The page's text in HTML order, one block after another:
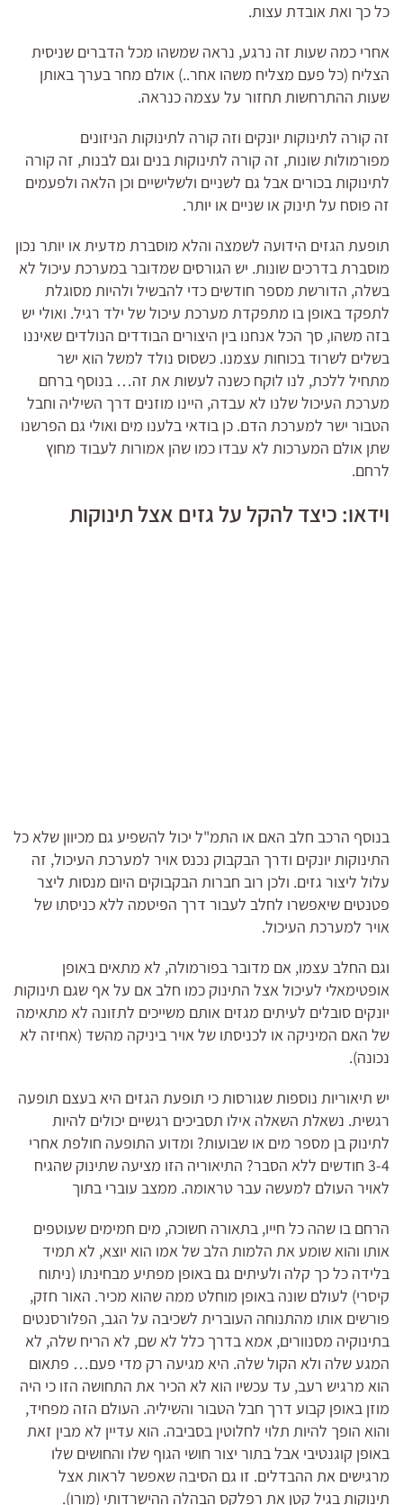
כל כך ואת אובדת עצות.
אחרי כמה שעות זה נרגע, נראה שמשהו מכל הדברים שניסית
הצליח (כל פעם מצליח משהו אחר..) אולם מחר בערך באותן
שעות ההתרחשות תחזור על עצמה כנראה.
זה קורה לתינוקות יונקים וזה קורה לתינוקות הניזונים
מפורמולות שונות, זה קורה לתינוקות בנים וגם לבנות, זה קורה
לתינוקות בכורים אבל גם לשניים ולשלישיים וכן הלאה ולפעמים
זה פוסח על תינוק או שניים או יותר.
תופעת הגזים הידועה לשמצה והלא מוסברת מדעית או יותר נכון
מוסברת בדרכים שונות. יש הגורסים שמדובר במערכת עיכול לא
בשלה, הדורשת מספר חודשים כדי להבשיל ולהיות מסוגלת
לתפקד באופן בו מתפקדת מערכת עיכול של ילד רגיל. ואולי יש
בזה משהו, סך הכל אנחנו בין היצורים הבודדים הנולדים שאיננו
בשלים לשרוד בכוחות עצמנו. כשסוס נולד למשל הוא ישר
מתחיל ללכת, לנו לוקח כשנה לעשות את זה… בנוסף ברחם
מערכת העיכול שלנו לא עבדה, היינו מוזנים דרך השיליה וחבל
הטבור ישר למערכת הדם. כן בודאי בלענו מים ואולי גם הפרשנו
שתן אולם המערכות לא עבדו כמו שהן אמורות לעבוד מחוץ
לרחם.
וידאו: כיצד להקל על גזים אצל תינוקות
בנוסף הרכב חלב האם או התמ"ל יכול להשפיע גם מכיוון שלא כל
התינוקות יונקים ודרך הבקבוק נכנס אויר למערכת העיכול, זה
עלול ליצור גזים. ולכן רוב חברות הבקבוקים היום מנסות ליצר
פטנטים שיאפשרו לחלב לעבור דרך הפיטמה ללא כניסתו של
אויר למערכת העיכול.
וגם החלב עצמו, אם מדובר בפורמולה, לא מתאים באופן
אופטימאלי לעיכול אצל התינוק כמו חלב אם על אף שגם תינוקות
יונקים סובלים לעיתים מגזים אותם משייכים לתזונה לא מתאימה
של האם המיניקה או לכניסתו של אויר ביניקה מהשד (אחיזה לא
נכונה).
יש תיאוריות נוספות שגורסות כי תופעת הגזים היא בעצם תופעה
רגשית. נשאלת השאלה אילו תסביכים רגשיים יכולים להיות
לתינוק בן מספר מים או שבועות? ומדוע התופעה חולפת אחרי
3-4 חודשים ללא הסבר? התיאוריה הזו מציעה שתינוק שהגיח
לאויר העולם למעשה עבר טראומה. ממצב עוברי בתוך
הרחם בו שהה כל חייו, בתאורה חשוכה, מים חמימים שעוטפים
אותו והוא שומע את הלמות הלב של אמו הוא יוצא, לא תמיד
בלידה כל כך קלה ולעיתים גם באופן מפתיע מבחינתו (ניתוח
קיסרי) לעולם שונה באופן מוחלט ממה שהוא מכיר. האור חזק,
פורשים אותו מהתנוחה העוברית לשכיבה על הגב, הפלורסנטים
בתינוקיה מסנוורים, אמא בדרך כלל לא שם, לא הריח שלה, לא
המגע שלה ולא הקול שלה. היא מגיעה רק מדי פעם… פתאום
הוא מרגיש רעב, עד עכשיו הוא לא הכיר את התחושה הזו כי היה
מוזן באופן קבוע דרך חבל הטבור והשיליה. העולם הזה מפחיד,
והוא הופך להיות תלוי לחלוטין בסביבה. הוא עדיין לא מבין זאת
באופן קוגנטיבי אבל בתור יצור חושי הגוף שלו והחושים שלו
מרגישים את ההבדלים. זו גם הסיבה שאפשר לראות אצל
תינוקות בגיל קטן את רפלקס הבהלה ההישרדותי (מורו).